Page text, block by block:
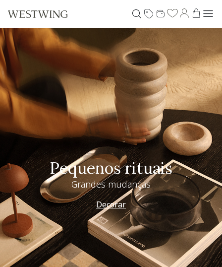
Pequenos rituais
Grandes mudanças
Decorar